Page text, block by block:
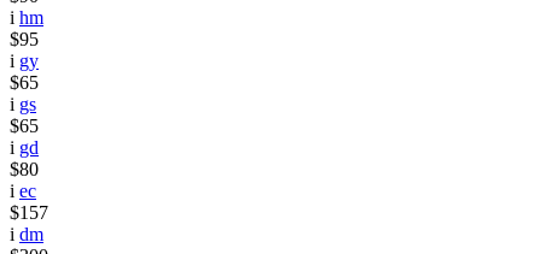
i hm
$95
i gy
$65
i gs
$65
i gd
$80
i ec
$157
i dm